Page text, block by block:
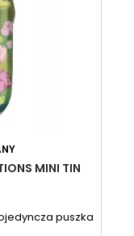
MINI TIN
puszka